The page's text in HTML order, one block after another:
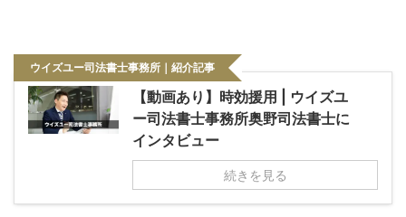
ウイズユー司法書士事務所｜紹介記事
【動画あり】時効援用 | ウイズユ
ー司法書士事務所奥野司法書士に
インタビュー
続きを見る